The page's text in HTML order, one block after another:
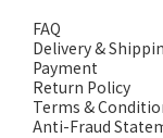
FAQ
Delivery &
Payment
Return Policy
Terms &
Anti-Fraud